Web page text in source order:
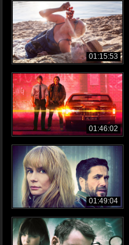
01:15:53
01:46:02
01:49:04